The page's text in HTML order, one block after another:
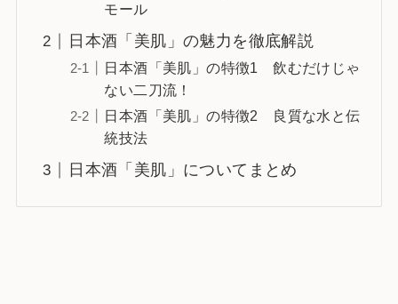
モール
日本酒「美肌」の魅力を徹底解説
日本酒「美肌」の特徴1 飲むだけじゃ
ない二刀流！
日本酒「美肌」の特徴2 良質な水と伝
統技法
日本酒「美肌」についてまとめ